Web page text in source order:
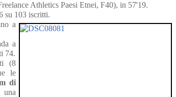
Athletics Paesi Etnei, F40), in 57'19.
su 103 iscritti.
a
a
74.
(8
le
di